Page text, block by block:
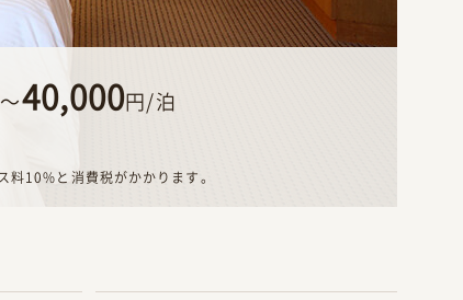
40,000円/泊
10%と消費税がかかります。